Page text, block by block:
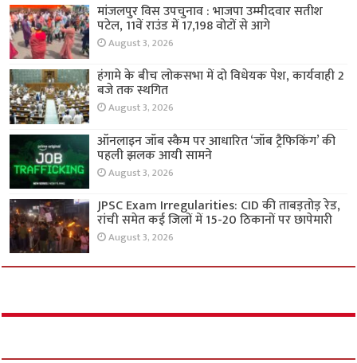
मांजलपुर विस उपचुनाव : भाजपा उम्मीदवार सतीश
पटेल, 11वें राउंड में 17,198 वोटों से आगे
August 3, 2026
हंगामे के बीच लोकसभा में दो विधेयक पेश, कार्यवाही 2
बजे तक स्थगित
August 3, 2026
ऑनलाइन जॉब स्कैम पर आधारित ‘जॉब ट्रैफिकिंग’ की
पहली झलक आयी सामने
August 3, 2026
JPSC Exam Irregularities: CID की ताबड़तोड़ रेड,
रांची समेत कई जिलों में 15-20 ठिकानों पर छापेमारी
August 3, 2026